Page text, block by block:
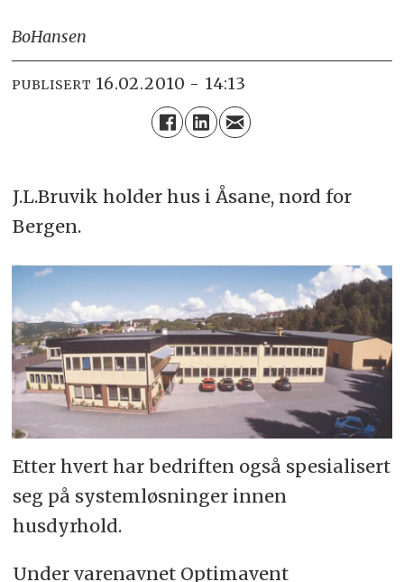
BoHansen
PUBLISERT 16.02.2010 - 14:13
J.L.Bruvik holder hus i Åsane, nord for
Bergen.
Etter hvert har bedriften også spesialisert
seg på systemløsninger innen
husdyrhold.
Under varenavnet Optimavent